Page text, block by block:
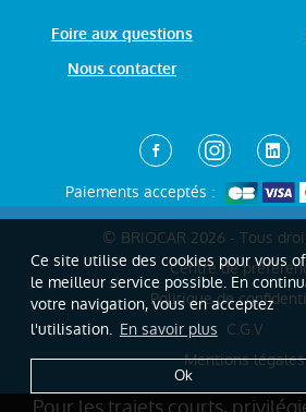
Ce site utilise des cookies pour vous
le meilleur service possible. En
votre navigation, vous en acceptez
l'utilisation. En savoir plus
Ok
Foire aux questions
Nous contacter
Paiements acceptés :
© BRIOCAR 2026 - Tous
Centre de
Politique de
C.G.V
Mentions légales